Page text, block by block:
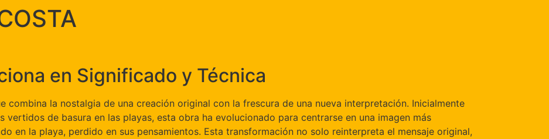
en Significado y Técnica
combina la nostalgia de una creación original con la frescura de una nueva interpretación. Inicialmente
de basura en las playas, esta obra ha evolucionado para centrarse en una imagen más
en la playa, perdido en sus pensamientos. Esta transformación no solo reinterpreta el mensaje original,